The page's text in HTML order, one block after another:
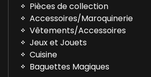
Pièces de collection
Accessoires/Maroquinerie
Vêtements/Accessoires
Jeux et Jouets
Cuisine
Baguettes Magiques